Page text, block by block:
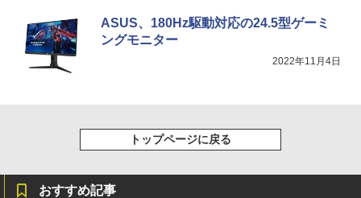
スーパーの裏でヤニ吸うふたり 9巻 (デジタル
ASUS、180Hz駆動対応の24.5型ゲーミ
ングモニター
2022年11月4日
トップページに戻る
おすすめ記事